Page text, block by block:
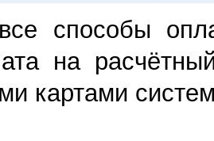
способы
на
картами